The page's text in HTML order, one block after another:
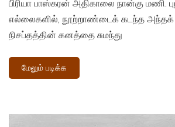
பிரியா பாஸ்கரன் அதிகாலை நான்கு மணி.
எல்லைகளில், நூற்றாண்டைக் கடந்த அந்தக்
நிசப்தத்தின் கனத்தை சுமந்து
மேலும் படிக்க